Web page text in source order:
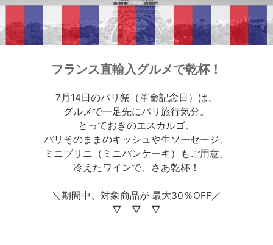
フランス直輸入グルメで乾杯！
7月14日のパリ祭（革命記念日）は、
グルメで一足先にパリ旅行気分。
とっておきのエスカルゴ、
パリそのままのキッシュや生ソーセージ、
ミニブリニ（ミニパンケーキ）もご用意。
冷えたワインで、さあ乾杯！
＼期間中、対象商品が 最大30％OFF／
▽ ▽ ▽